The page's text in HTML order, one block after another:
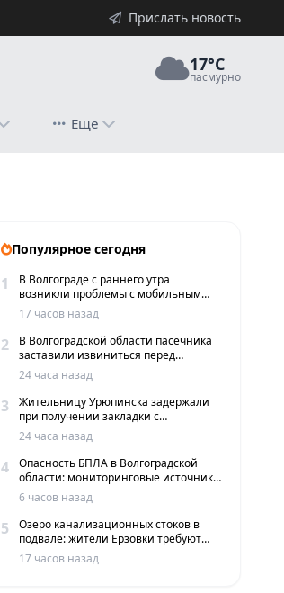
Прислать новость
17°C
пасмурно
Еще
Популярное сегодня
1
В Волгограде с раннего утра
возникли проблемы с мобильным
интернетом и сервисами такси
17 часов назад
2
В Волгоградской области пасечника
заставили извиниться перед
жителями хутора
24 часа назад
3
Жительницу Урюпинска задержали
при получении закладки с
мефедроном в Волгограде
24 часа назад
4
Опасность БПЛА в Волгоградской
области: мониторинговые источники
сообщают о пролетах беспилотников
6 часов назад
5
Озеро канализационных стоков в
подвале: жители Ерзовки требуют
срочных мер
17 часов назад